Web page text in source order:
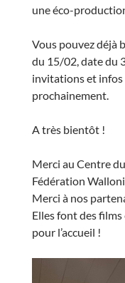
une éco-
Vous pouvez déjà
du 15/02, date du
invitations et
prochainement.
A très bientôt !
Merci au Centre
Fédération
Merci à nos
Elles font des films
pour l’accueil !